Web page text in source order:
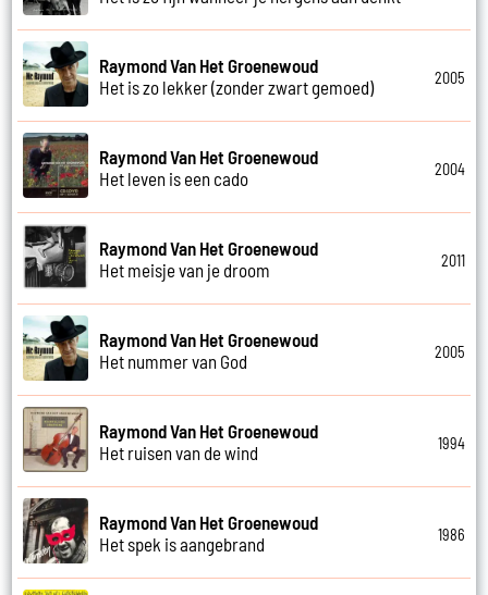
Raymond Van Het Groenewoud
Het is zo lekker (zonder zwart gemoed)
2005
Raymond Van Het Groenewoud
Het leven is een cado
2004
Raymond Van Het Groenewoud
Het meisje van je droom
2011
Raymond Van Het Groenewoud
Het nummer van God
2005
Raymond Van Het Groenewoud
Het ruisen van de wind
1994
Raymond Van Het Groenewoud
Het spek is aangebrand
1986